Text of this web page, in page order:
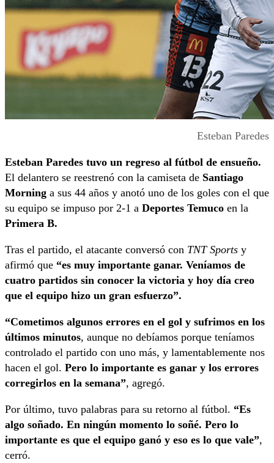
Esteban Paredes
Esteban Paredes tuvo un regreso al fútbol de ensueño.
El delantero se reestrenó con la camiseta de Santiago
Morning a sus 44 años y anotó uno de los goles con el que
su equipo se impuso por 2-1 a Deportes Temuco en la
Primera B.
Tras el partido, el atacante conversó con TNT Sports y
afirmó que “es muy importante ganar. Veníamos de
cuatro partidos sin conocer la victoria y hoy día creo
que el equipo hizo un gran esfuerzo”.
“Cometimos algunos errores en el gol y sufrimos en los
últimos minutos, aunque no debíamos porque teníamos
controlado el partido con uno más, y lamentablemente nos
hacen el gol. Pero lo importante es ganar y los errores
corregirlos en la semana”, agregó.
Por último, tuvo palabras para su retorno al fútbol. “Es
algo soñado. En ningún momento lo soñé. Pero lo
importante es que el equipo ganó y eso es lo que vale”,
cerró.